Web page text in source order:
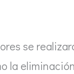
se
la